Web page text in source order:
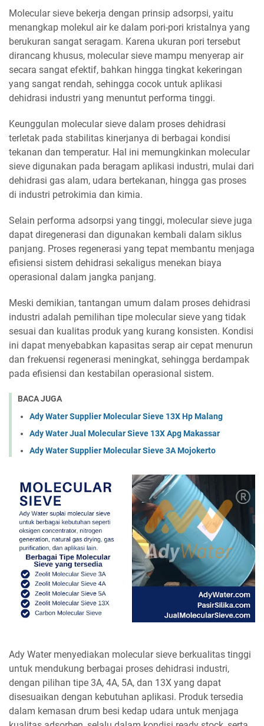
Molecular sieve bekerja dengan prinsip adsorpsi, yaitu
menangkap molekul air ke dalam pori-pori kristalnya yang
berukuran sangat seragam. Karena ukuran pori tersebut
dirancang khusus, molecular sieve mampu menyerap air
secara sangat efektif, bahkan hingga tingkat kekeringan
yang sangat rendah, sehingga cocok untuk aplikasi
dehidrasi industri yang menuntut performa tinggi.
Keunggulan molecular sieve dalam proses dehidrasi
terletak pada stabilitas kinerjanya di berbagai kondisi
tekanan dan temperatur. Hal ini memungkinkan molecular
sieve digunakan pada beragam aplikasi industri, mulai dari
dehidrasi gas alam, udara bertekanan, hingga gas proses
di industri petrokimia dan kimia.
Selain performa adsorpsi yang tinggi, molecular sieve juga
dapat diregenerasi dan digunakan kembali dalam siklus
panjang. Proses regenerasi yang tepat membantu menjaga
efisiensi sistem dehidrasi sekaligus menekan biaya
operasional dalam jangka panjang.
Meski demikian, tantangan umum dalam proses dehidrasi
industri adalah pemilihan tipe molecular sieve yang tidak
sesuai dan kualitas produk yang kurang konsisten. Kondisi
ini dapat menyebabkan kapasitas serap air cepat menurun
dan frekuensi regenerasi meningkat, sehingga berdampak
pada efisiensi dan kestabilan operasional sistem.
BACA JUGA
Ady Water Supplier Molecular Sieve 13X Hp Malang
Ady Water Jual Molecular Sieve 13X Apg Makassar
Ady Water Supplier Molecular Sieve 3A Mojokerto
Ady Water menyediakan molecular sieve berkualitas tinggi
untuk mendukung berbagai proses dehidrasi industri,
dengan pilihan tipe 3A, 4A, 5A, dan 13X yang dapat
disesuaikan dengan kebutuhan aplikasi. Produk tersedia
dalam kemasan drum besi kedap udara untuk menjaga